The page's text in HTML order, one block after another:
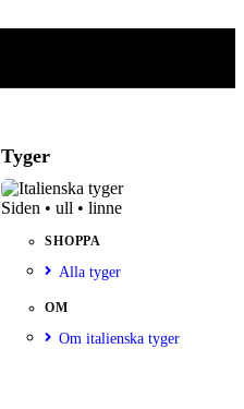
Tyger
Siden • ull • linne
SHOPPA
Alla tyger
OM
Om italienska tyger